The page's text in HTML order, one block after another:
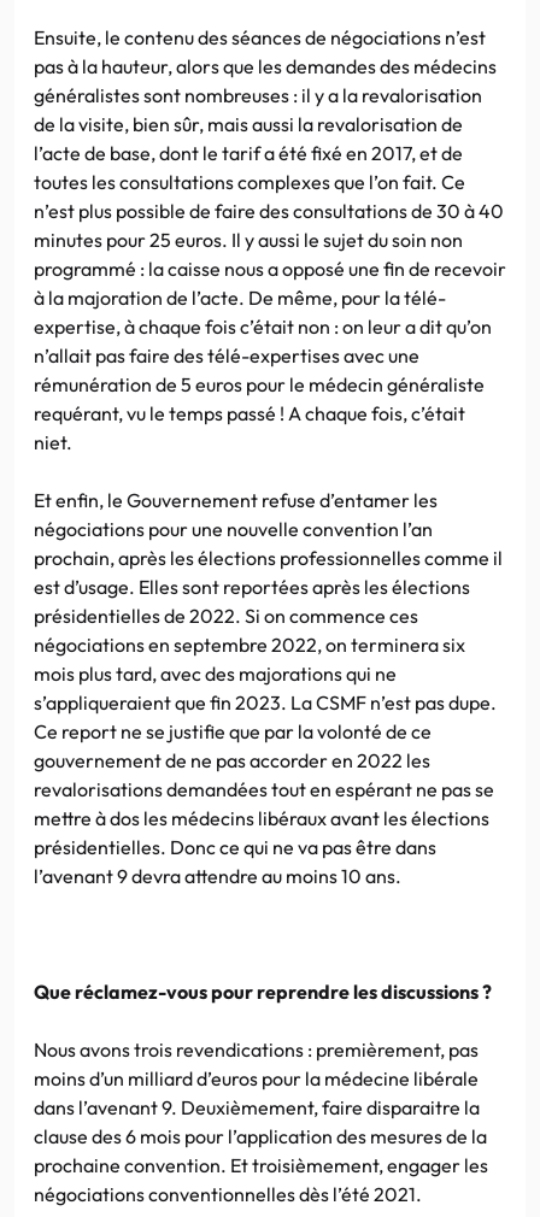
Ensuite, le contenu des séances de négociations n’est
pas à la hauteur, alors que les demandes des médecins
généralistes sont nombreuses : il y a la revalorisation
de la visite, bien sûr, mais aussi la revalorisation de
l’acte de base, dont le tarif a été fixé en 2017, et de
toutes les consultations complexes que l’on fait. Ce
n’est plus possible de faire des consultations de 30 à 40
minutes pour 25 euros. Il y aussi le sujet du soin non
programmé : la caisse nous a opposé une fin de recevoir
à la majoration de l’acte. De même, pour la télé-
expertise, à chaque fois c’était non : on leur a dit qu’on
n’allait pas faire des télé-expertises avec une
rémunération de 5 euros pour le médecin généraliste
requérant, vu le temps passé ! A chaque fois, c’était
niet.
Et enfin, le Gouvernement refuse d’entamer les
négociations pour une nouvelle convention l’an
prochain, après les élections professionnelles comme il
est d’usage. Elles sont reportées après les élections
présidentielles de 2022. Si on commence ces
négociations en septembre 2022, on terminera six
mois plus tard, avec des majorations qui ne
s’appliqueraient que fin 2023. La CSMF n’est pas dupe.
Ce report ne se justifie que par la volonté de ce
gouvernement de ne pas accorder en 2022 les
revalorisations demandées tout en espérant ne pas se
mettre à dos les médecins libéraux avant les élections
présidentielles. Donc ce qui ne va pas être dans
l’avenant 9 devra attendre au moins 10 ans.
Que réclamez-vous pour reprendre les discussions ?
Nous avons trois revendications : premièrement, pas
moins d’un milliard d’euros pour la médecine libérale
dans l’avenant 9. Deuxièmement, faire disparaitre la
clause des 6 mois pour l’application des mesures de la
prochaine convention. Et troisièmement, engager les
négociations conventionnelles dès l’été 2021.